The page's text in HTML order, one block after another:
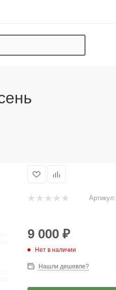
Артикул:
9 000₽
Нет в наличии
Нашли дешевле?